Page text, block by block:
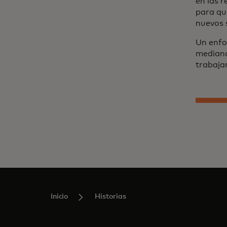
para
nuevos
Un
Inicio Historias